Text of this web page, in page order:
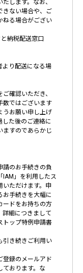
します。なお、
きない場合や、ご
ねる場合がござい
納税配送窓口
より配送になる場
確認いただき、
数ではございます
うお願い申し上げ
した後のご連絡に
ますのであらかじ
請のお手続きの負
IAM」を利用したス
いただけます。申
お手続きを大幅に
ードをお持ちの方
詳細につきまして
トップ特例申請書
引き続きご利用い
登録のメールアド
ております。な